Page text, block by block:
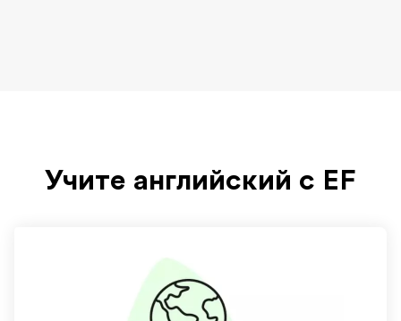
Учите английский с EF